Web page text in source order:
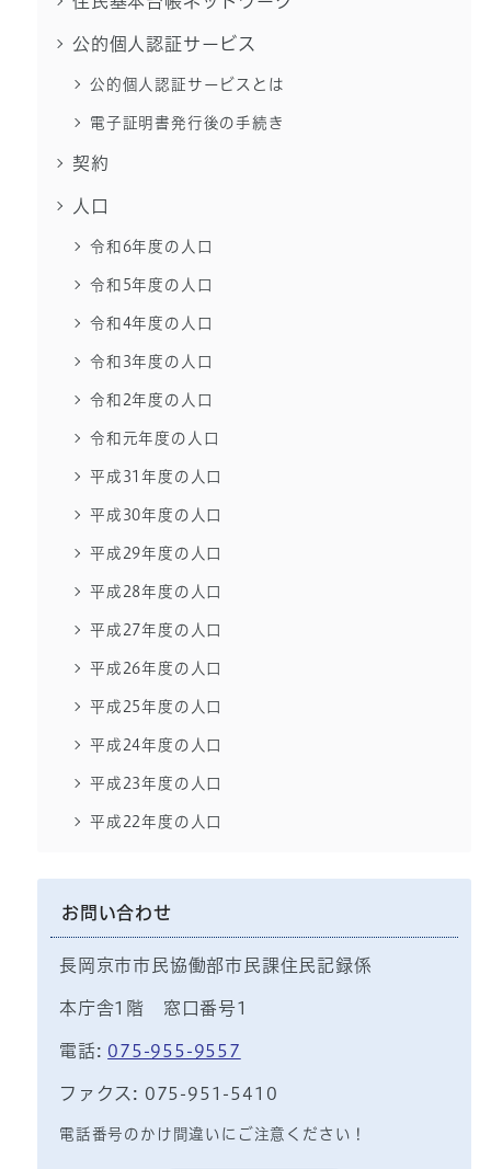
公的個人認証サービス
公的個人認証サービスとは
電子証明書発行後の手続き
契約
人口
令和6年度の人口
令和5年度の人口
令和4年度の人口
令和3年度の人口
令和2年度の人口
令和元年度の人口
平成31年度の人口
平成30年度の人口
平成29年度の人口
平成28年度の人口
平成27年度の人口
平成26年度の人口
平成25年度の人口
平成24年度の人口
平成23年度の人口
平成22年度の人口
お問い合わせ
長岡京市市民協働部市民課住民記録係
本庁舎1階 窓口番号1
電話: 075-955-9557
ファクス: 075-951-5410
電話番号のかけ間違いにご注意ください！